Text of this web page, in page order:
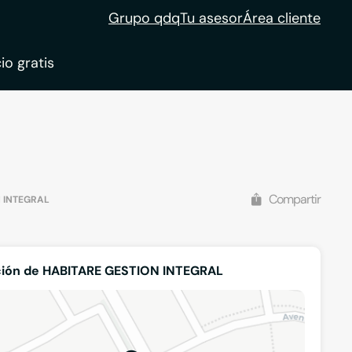
Grupo qdqTu asesorÁrea cliente
gratis
INTEGRAL Compartir
de HABITARE GESTION INTEGRAL